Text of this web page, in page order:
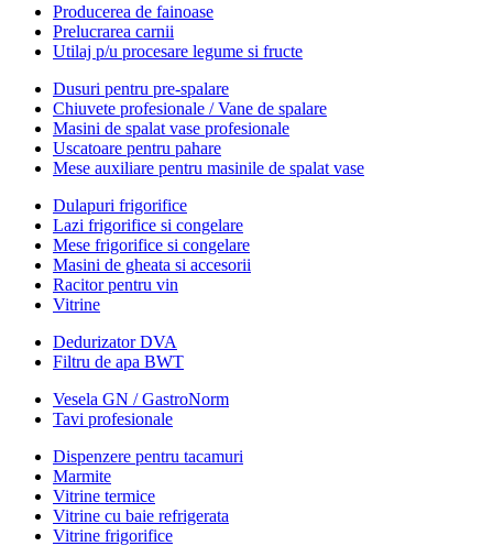
Producerea de fainoase
Prelucrarea carnii
Utilaj p/u procesare legume si fructe
Dusuri pentru pre-spalare
Chiuvete profesionale / Vane de spalare
Masini de spalat vase profesionale
Uscatoare pentru pahare
Mese auxiliare pentru masinile de spalat vase
Dulapuri frigorifice
Lazi frigorifice si congelare
Mese frigorifice si congelare
Masini de gheata si accesorii
Racitor pentru vin
Vitrine
Dedurizator DVA
Filtru de apa BWT
Vesela GN / GastroNorm
Tavi profesionale
Dispenzere pentru tacamuri
Marmite
Vitrine termice
Vitrine cu baie refrigerata
Vitrine frigorifice